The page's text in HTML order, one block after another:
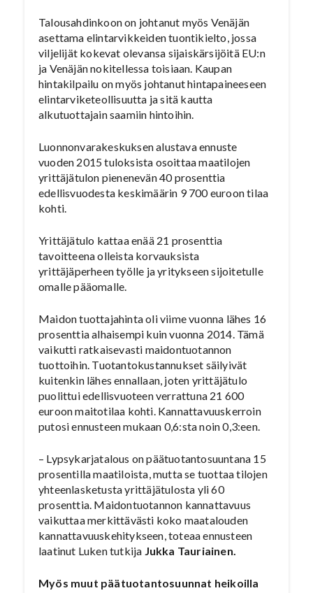
Talousahdinkoon on johtanut myös Venäjän
asettama elintarvikkeiden tuontikielto, jossa
viljelijät kokevat olevansa sijaiskärsijöitä EU:n
ja Venäjän nokitellessa toisiaan. Kaupan
hintakilpailu on myös johtanut hintapaineeseen
elintarviketeollisuutta ja sitä kautta
alkutuottajain saamiin hintoihin.
Luonnonvarakeskuksen alustava ennuste
vuoden 2015 tuloksista osoittaa maatilojen
yrittäjätulon pienenevän 40 prosenttia
edellisvuodesta keskimäärin 9 700 euroon tilaa
kohti.
Yrittäjätulo kattaa enää 21 prosenttia
tavoitteena olleista korvauksista
yrittäjäperheen työlle ja yritykseen sijoitetulle
omalle pääomalle.
Maidon tuottajahinta oli viime vuonna lähes 16
prosenttia alhaisempi kuin vuonna 2014. Tämä
vaikutti ratkaisevasti maidontuotannon
tuottoihin. Tuotantokustannukset säilyivät
kuitenkin lähes ennallaan, joten yrittäjätulo
puolittui edellisvuoteen verrattuna 21 600
euroon maitotilaa kohti. Kannattavuuskerroin
putosi ennusteen mukaan 0,6:sta noin 0,3:een.
– Lypsykarjatalous on päätuotantosuuntana 15
prosentilla maatiloista, mutta se tuottaa tilojen
yhteenlasketusta yrittäjätulosta yli 60
prosenttia. Maidontuotannon kannattavuus
vaikuttaa merkittävästi koko maatalouden
kannattavuuskehitykseen, toteaa ennusteen
laatinut Luken tutkija Jukka Tauriainen.
Myös muut päätuotantosuunnat heikoilla